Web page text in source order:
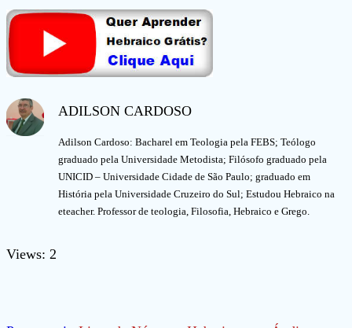
ADILSON CARDOSO
Adilson Cardoso: Bacharel em Teologia pela FEBS; Teólogo
graduado pela Universidade Metodista; Filósofo graduado pela
UNICID – Universidade Cidade de São Paulo; graduado em
História pela Universidade Cruzeiro do Sul; Estudou Hebraico na
eteacher. Professor de teologia, Filosofia, Hebraico e Grego.
Views: 2